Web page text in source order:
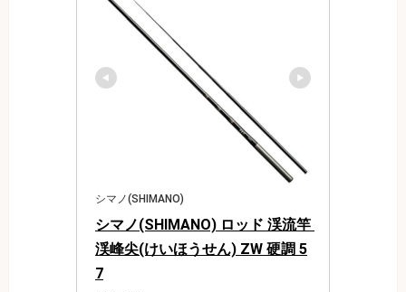
シマノ(SHIMANO)
シマノ(SHIMANO) ロッド 渓流竿
渓峰尖(けいほうせん) ZW 硬調 5
7